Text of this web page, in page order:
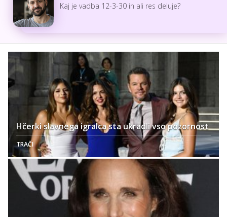
Kaj je vadba 12-3-30 in ali res deluje?
Hčerki slavnega igralca sta ukradli vso pozornost
TRAČI